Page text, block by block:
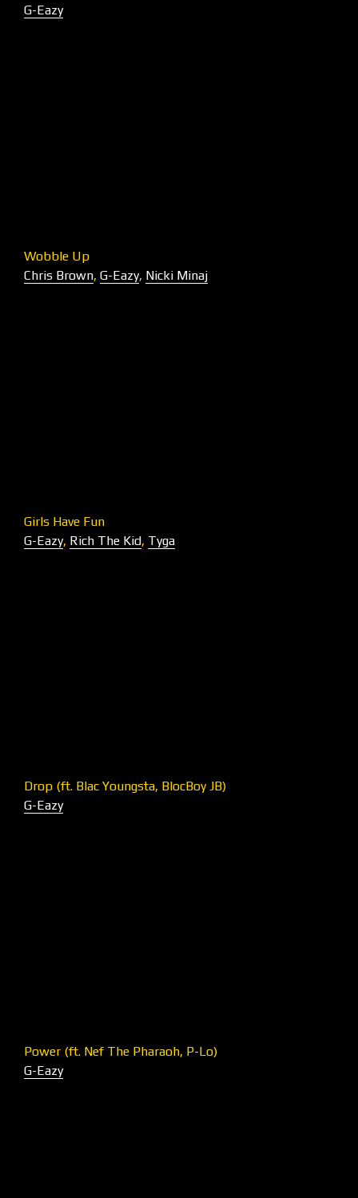
G-Eazy
Wobble Up
Chris Brown, G-Eazy, Nicki Minaj
Girls Have Fun
G-Eazy, Rich The Kid, Tyga
Drop (ft. Blac Youngsta, BlocBoy JB)
G-Eazy
Power (ft. Nef The Pharaoh, P-Lo)
G-Eazy